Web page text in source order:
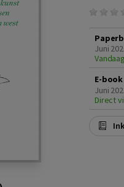
Juni
E-book
Juni
Direct